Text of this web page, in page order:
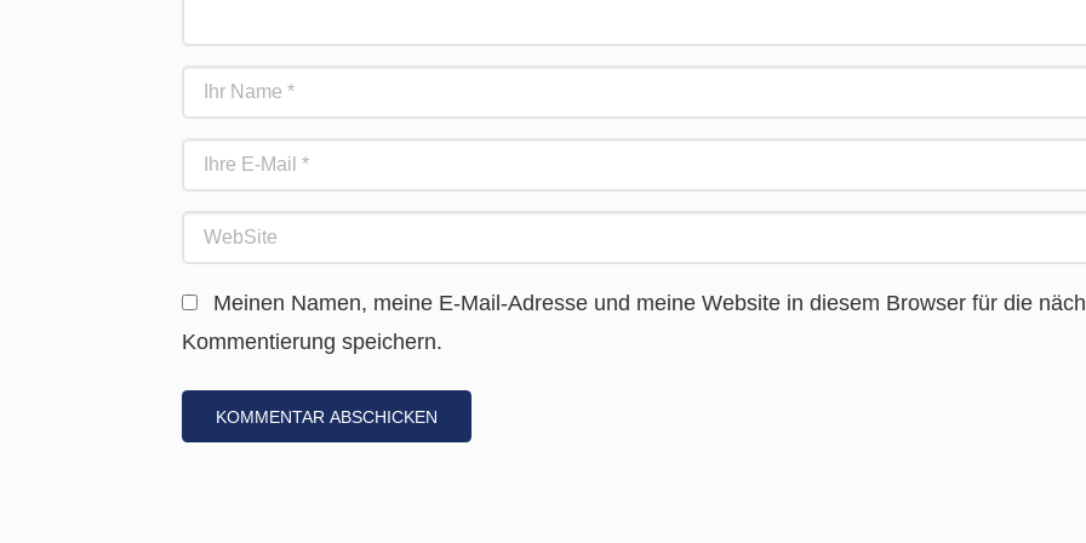
Meinen Namen, meine E-Mail-Adresse und meine Website in diesem Browser für die
Kommentierung speichern.